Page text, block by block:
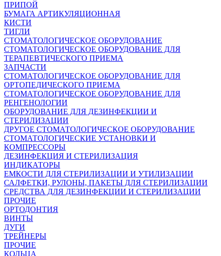
ПРИПОЙ
БУМАГА АРТИКУЛЯЦИОННАЯ
КИСТИ
ТИГЛИ
СТОМАТОЛОГИЧЕСКОЕ ОБОРУДОВАНИЕ
СТОМАТОЛОГИЧЕСКОЕ ОБОРУДОВАНИЕ ДЛЯ
ТЕРАПЕВТИЧЕСКОГО ПРИЕМА
ЗАПЧАСТИ
СТОМАТОЛОГИЧЕСКОЕ ОБОРУДОВАНИЕ ДЛЯ
ОРТОПЕДИЧЕСКОГО ПРИЕМА
СТОМАТОЛОГИЧЕСКОЕ ОБОРУДОВАНИЕ ДЛЯ
РЕНГЕНОЛОГИИ
ОБОРУДОВАНИЕ ДЛЯ ДЕЗИНФЕКЦИИ И
СТЕРИЛИЗАЦИИ
ДРУГОЕ СТОМАТОЛОГИЧЕСКОЕ ОБОРУДОВАНИЕ
СТОМАТОЛОГИЧЕСКИЕ УСТАНОВКИ И
КОМПРЕССОРЫ
ДЕЗИНФЕКЦИЯ И СТЕРИЛИЗАЦИЯ
ИНДИКАТОРЫ
ЕМКОСТИ ДЛЯ СТЕРИЛИЗАЦИИ И УТИЛИЗАЦИИ
САЛФЕТКИ, РУЛОНЫ, ПАКЕТЫ ДЛЯ СТЕРИЛИЗАЦИИ
СРЕДСТВА ДЛЯ ДЕЗИНФЕКЦИИ И СТЕРИЛИЗАЦИИ
ПРОЧИЕ
ОРТОДОНТИЯ
ВИНТЫ
ДУГИ
ТРЕЙНЕРЫ
ПРОЧИЕ
КОЛЬЦА